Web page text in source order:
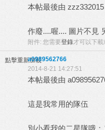
本帖最後由
作廢....喔.... 圖片不見
附件: 您需要登錄才可以下
點擊重新加載a0989562766
2014-8-21 14:27:51
本帖最後由
這是我常用的隊伍
別小看我的二星隊哦：